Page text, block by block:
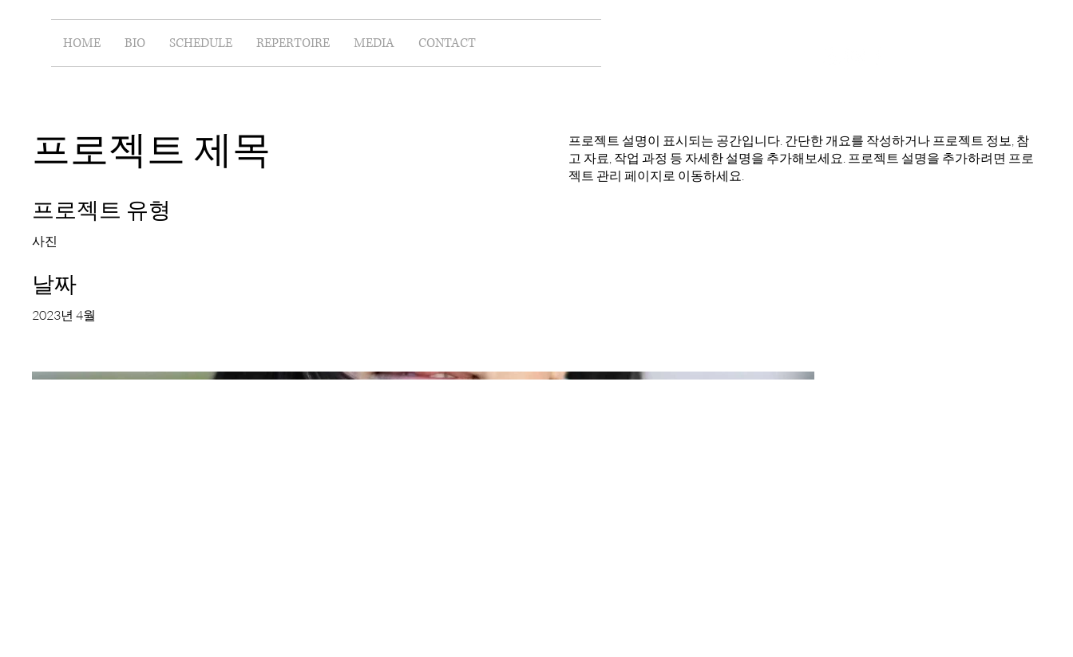
HOME BIO SCHEDULE REPERTOIRE MEDIA CONTACT
프로젝트 제목
프로젝트 유형
사진
날짜
2023년 4월
프로젝트 설명이 표시되는 공간입니다. 간단한 개요를 작성하거나 프로젝트 정보, 참
고 자료, 작업 과정 등 자세한 설명을 추가해보세요. 프로젝트 설명을 추가하려면 프로
젝트 관리 페이지로 이동하세요.